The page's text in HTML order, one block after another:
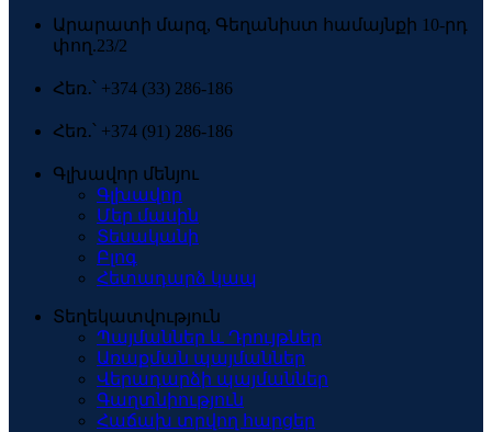
Արարատի մարզ, Գեղանիստ համայնքի 10-րդ
փող.23/2
Հեռ․՝ +374 (33) 286-186
Հեռ․՝ +374 (91) 286-186
Գլխավոր մենյու
Գլխավոր
Մեր մասին
Տեսականի
Բլոգ
Հետադարձ կապ
Տեղեկատվություն
Պայմաններ և Դրույթներ
Առաքման պայմաններ
Վերադարձի պայմաններ
Գաղտնիություն
Հաճախ տրվող հարցեր